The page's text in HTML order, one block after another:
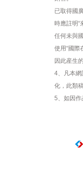
已取得國
時應註明“
任何未與
使用“國際
因此産生
4、凡本網
化，此類
5、如因作